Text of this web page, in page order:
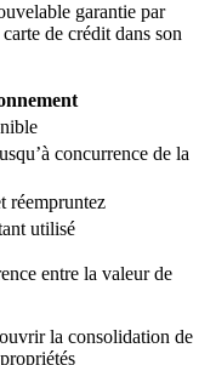
garantie par
de crédit dans son
concurrence de la
réempruntez
utilisé
entre la valeur de
la consolidation de